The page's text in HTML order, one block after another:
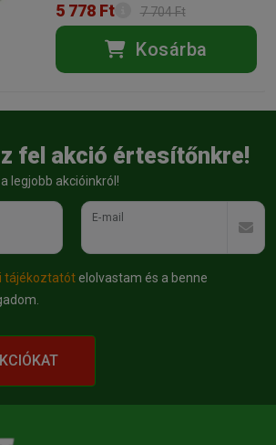
5 778 Ft 7 704 Ft
Kosárba
fel akció értesítőnkre!
legjobb akcióinkról!
E-mail
tájékoztatót elolvastam és a benne